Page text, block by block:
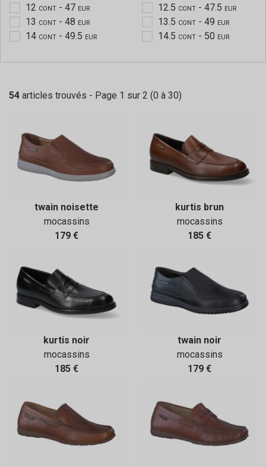
12 CONT - 47 EUR 12.5 CONT - 47.5 EUR
13 CONT - 48 EUR 13.5 CONT - 49 EUR
14 CONT - 49.5 EUR 14.5 CONT - 50 EUR
54 articles trouvés - Page 1 sur 2 (0 à 30)
twain noisette
mocassins
179 €
kurtis brun
mocassins
185 €
kurtis noir
mocassins
185 €
twain noir
mocassins
179 €